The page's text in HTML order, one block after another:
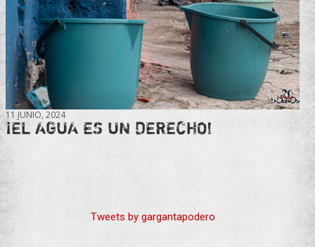
11 JUNIO, 2024
¡EL AGUA ES UN DERECHO!
Tweets by gargantapodero